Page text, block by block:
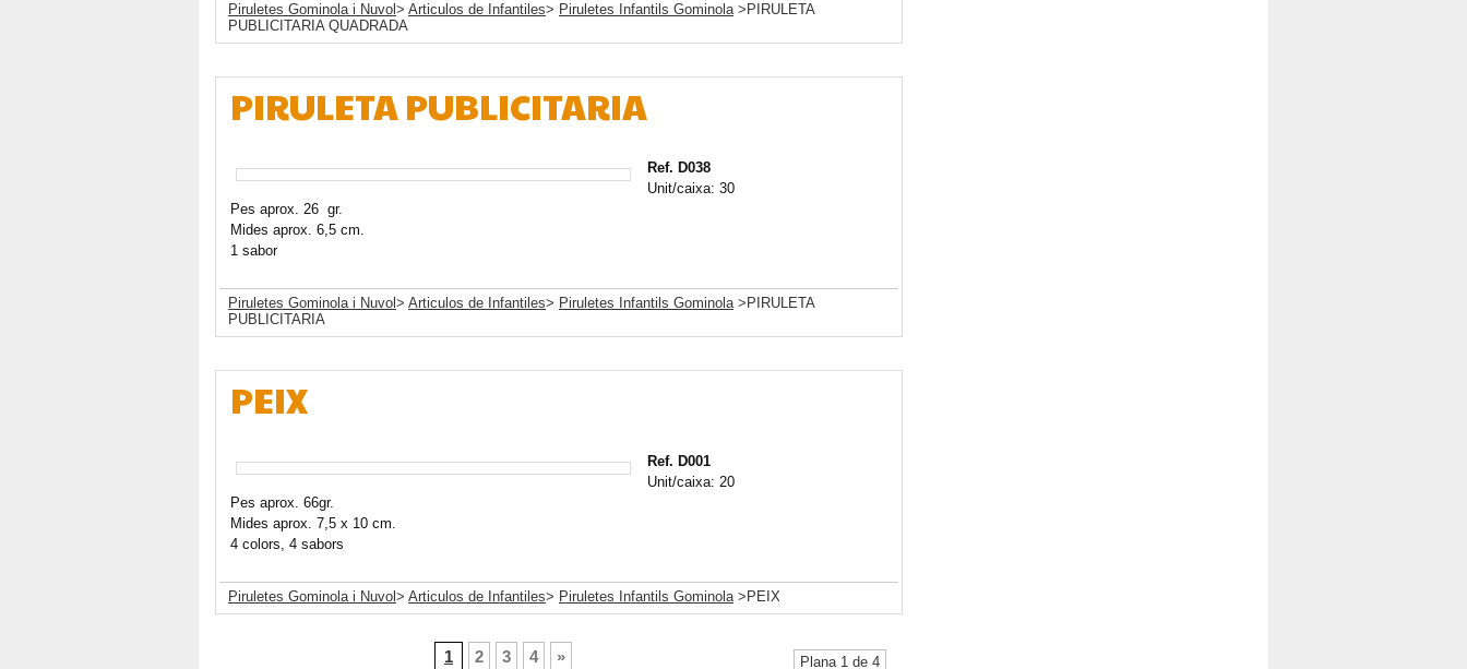
Piruletes Gominola i Nuvol > Articulos de Infantiles> Piruletes Infantils Gominola>PIRULETA
PUBLICITARIA QUADRADA
PIRULETA PUBLICITARIA
Ref. D038
Unit/caixa: 30
Pes aprox. 26 gr.
Mides aprox. 6,5 cm.
1 sabor
Piruletes Gominola i Nuvol > Articulos de Infantiles> Piruletes Infantils Gominola>PIRULETA
PUBLICITARIA
PEIX
Ref. D001
Unit/caixa: 20
Pes aprox. 66gr.
Mides aprox. 7,5 x 10 cm.
4 colors, 4 sabors
Piruletes Gominola i Nuvol > Articulos de Infantiles> Piruletes Infantils Gominola>PEIX
Plana 1 de 4
1 2 3 4 »